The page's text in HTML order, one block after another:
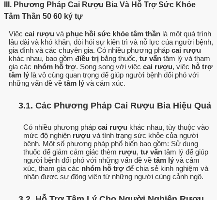
III. Phương Pháp Cai Rượu Bia Và Hỗ Trợ Sức Khỏe
Tâm Thần 50 60 ký tự
Việc cai rượu và phục hồi sức khỏe tâm thần là một quá trình
lâu dài và khó khăn, đòi hỏi sự kiên trì và nỗ lực của người bệnh,
gia đình và các chuyên gia. Có nhiều phương pháp cai rượu
khác nhau, bao gồm điều trị bằng thuốc, tư vấn tâm lý và tham
gia các nhóm hỗ trợ. Song song với việc cai rượu, việc hỗ trợ
tâm lý là vô cùng quan trọng để giúp người bệnh đối phó với
những vấn đề về tâm lý và cảm xúc.
3.1. Các Phương Pháp Cai Rượu Bia Hiệu Quả
Có nhiều phương pháp cai rượu khác nhau, tùy thuộc vào
mức độ nghiện rượu và tình trạng sức khỏe của người
bệnh. Một số phương pháp phổ biến bao gồm: Sử dụng
thuốc để giảm cảm giác thèm rượu, tư vấn tâm lý để giúp
người bệnh đối phó với những vấn đề về tâm lý và cảm
xúc, tham gia các nhóm hỗ trợ để chia sẻ kinh nghiệm và
nhận được sự động viên từ những người cùng cảnh ngộ.